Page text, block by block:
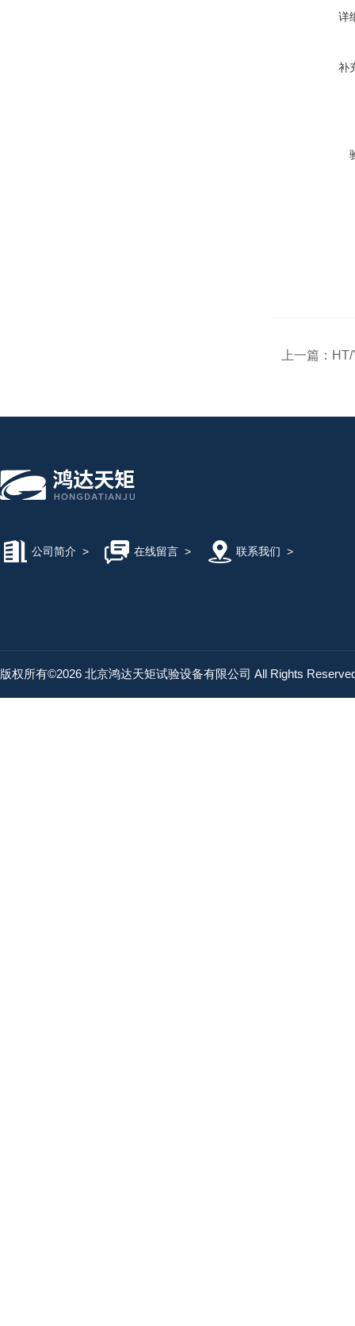
详
补
上一篇：
公司简介 > 在线留言> 联系我们 >
版权所有©2026 北京鸿达天矩试验设备有限公司 All Rights